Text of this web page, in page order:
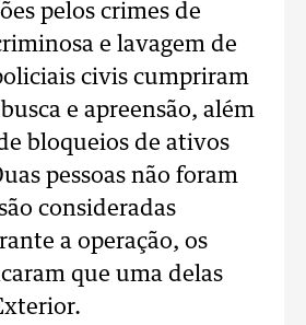
pelos crimes de
e lavagem de
civis cumpriram
e apreensão, além
bloqueios de ativos
pessoas não foram
consideradas
a operação, os
que uma delas